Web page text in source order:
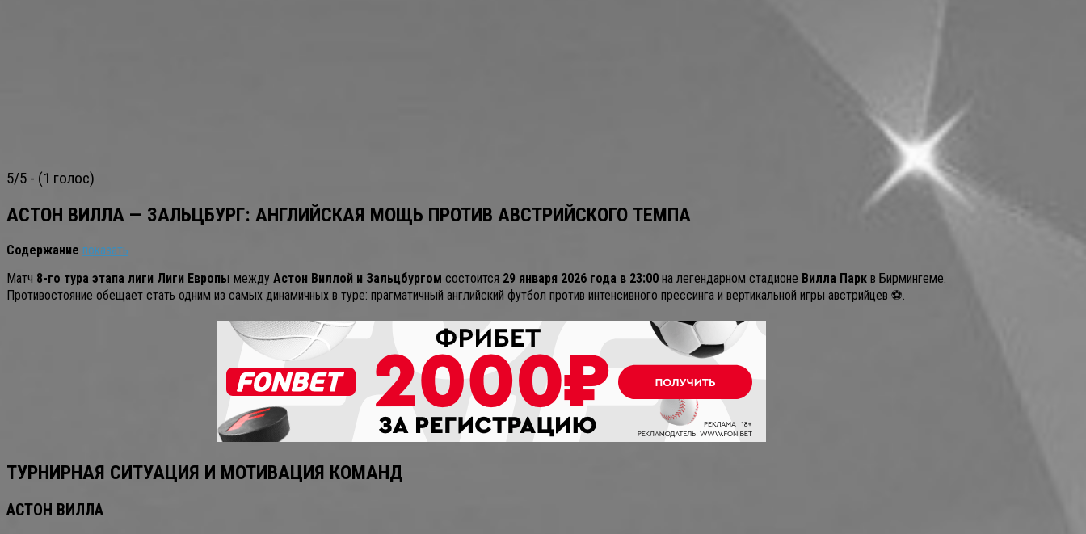
5/5 - (1 голос)
АСТОН ВИЛЛА — ЗАЛЬЦБУРГ: АНГЛИЙСКАЯ МОЩЬ ПРОТИВ АВСТРИЙСКОГО ТЕМПА
Содержание показать
Матч 8-го тура этапа лиги Лиги Европы между Астон Виллой и Зальцбургом состоится 29 января 2026 года в 23:00 на легендарном стадионе Вилла Парк в Бирмингеме.
Противостояние обещает стать одним из самых динамичных в туре: прагматичный английский футбол против интенсивного прессинга и вертикальной игры австрийцев ⚽.
ТУРНИРНАЯ СИТУАЦИЯ И МОТИВАЦИЯ КОМАНД
АСТОН ВИЛЛА